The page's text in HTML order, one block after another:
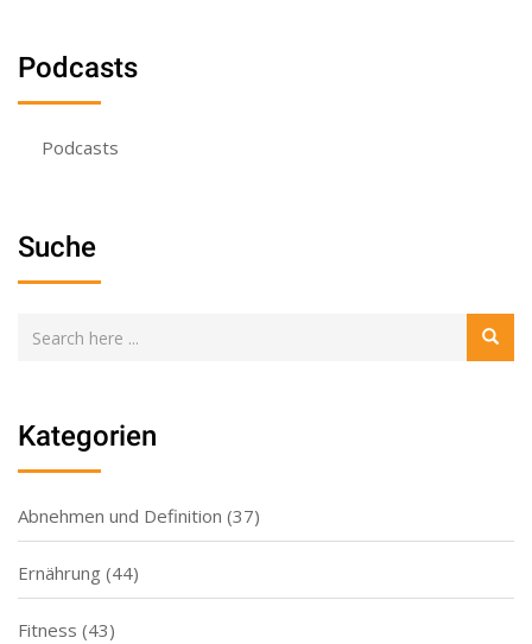
Podcasts
Podcasts
Suche
Kategorien
Abnehmen und Definition (37)
Ernährung (44)
Fitness (43)